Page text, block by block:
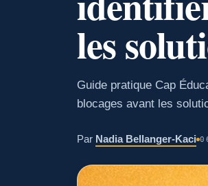
les
Guide pratique Cap
blocages avant les
Par Nadia Bellanger-Kaci